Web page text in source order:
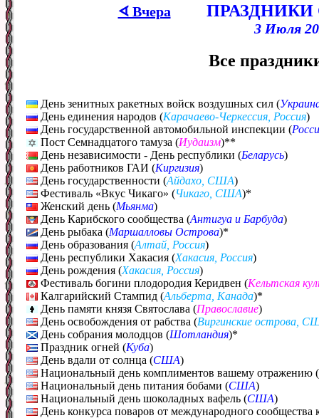
ᗏ Вчера ПРАЗДНИКИ
3 Июля
Все
День зенитных ракетных войск воздушных сил (
День единения народов (Карачаево-Черкессия, Россия)
День государственной автомобильной инспекции (
Пост Семнадцатого тамуза (Иудаизм)**
День независимости - День республики (Беларусь)
День работников ГАИ (Киргизия)
День государственности (Айдахо, США)
Фестиваль «Вкус Чикаго» (Чикаго, США)*
Женский день (Мьянма)
День Карибского сообщества (Антигуа и Барбуда)
День рыбака (Маршалловы Острова)*
День образования (Алтай, Россия)
День республики Хакасия (Хакасия, Россия)
День рождения (Хакасия, Россия)
Фестиваль богини плодородия Керидвен (Кельтская
Калгарийский Стампид (Альберта, Канада)*
День памяти князя Святослава (Православие)
День освобождения от рабства (Виргинские острова,
День собрания молодцов (Шотландия)*
Праздник огней (Куба)
День вдали от солнца (США)
Национальный день комплиментов вашему отражению (
Национальный день питания бобами (США)
Национальный день шоколадных вафель (США)
День конкурса поваров от международного